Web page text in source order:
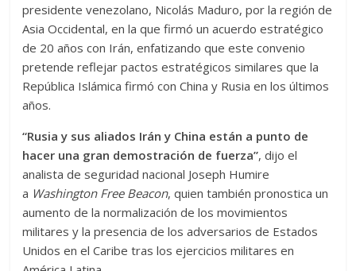
presidente venezolano, Nicolás Maduro, por la región de
Asia Occidental, en la que firmó un acuerdo estratégico
de 20 años con Irán, enfatizando que este convenio
pretende reflejar pactos estratégicos similares que la
República Islámica firmó con China y Rusia en los últimos
años.
“Rusia y sus aliados Irán y China están a punto de
hacer una gran demostración de fuerza”, dijo el
analista de seguridad nacional Joseph Humire
a Washington Free Beacon, quien también pronostica un
aumento de la normalización de los movimientos
militares y la presencia de los adversarios de Estados
Unidos en el Caribe tras los ejercicios militares en